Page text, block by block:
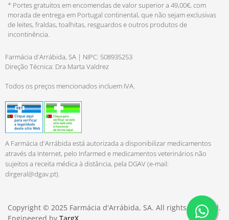
* Portes gratuitos em encomendas de valor superior a 49,00€, com
morada de entrega em Portugal continental, que não sejam exclusivas
de leites, fraldas, toalhitas, resguardos e outros produtos de
incontinência.
Farmácia d'Arrábida, SA | NIPC: 508935253
Direção Técnica: Dra Marta Valdrez
Todos os preços mencionados incluem IVA.
A Farmácia d'Arrábida está autorizada a disponibilizar medicamentos
através da Internet, pelo Infarmed e medicamentos veterinários não
sujeitos a receita médica à distância, pela DGAV (e-mail:
dirgeral@dgav.pt).
Copyright © 2025 Farmácia d'Arrábida, SA. All rights reserved.
Engineered by TargX